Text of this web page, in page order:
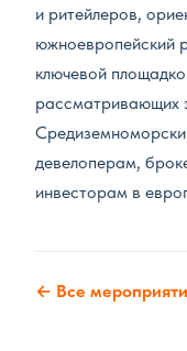
и ритейлеров,
южноевропейский
ключевой
рассматривающих
девелоперам,
инвесторам в
← Все